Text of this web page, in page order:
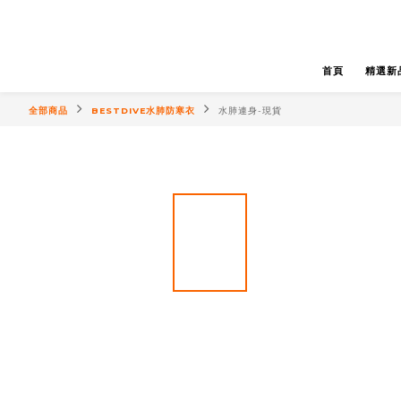
首頁 精選新
全部商品 BESTDIVE水肺防寒衣 水肺連身-現貨